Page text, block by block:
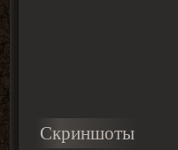
Скриншоты